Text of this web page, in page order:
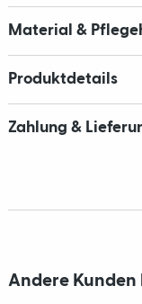
Material &
Produktdetails
Zahlung &
Andere